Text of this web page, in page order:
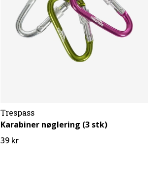
Trespass
Karabiner nøglering (3 stk)
39 kr